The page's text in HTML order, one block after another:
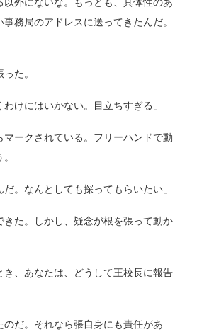
務局のアドレスに送ってきたんだ。
た。
けにはいかない。目立ちすぎる」
ークされている。フリーハンドで動
。なんとしても探ってもらいたい」
た。しかし、疑念が根を張って動か
、あなたは、どうして王校長に報告
だ。それなら張自身にも責任があ